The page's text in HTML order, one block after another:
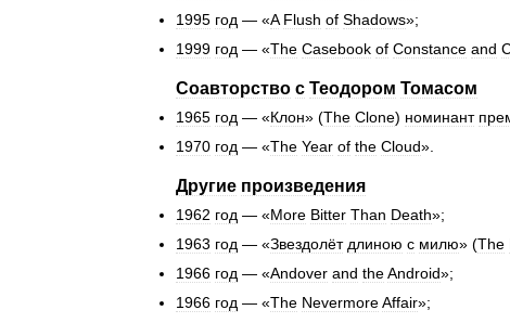
1995 год — «A Flush of Shadows»;
1999 год — «The Casebook of Constance and
Соавторство с Теодором Томасом
1965 год — «Клон» (The Clone) номинант
1970 год — «The Year of the Cloud».
Другие произведения
1962 год — «More Bitter Than Death»;
1963 год — «Звездолёт длиною с милю» (The
1966 год — «Andover and theAndroid»;
1966 год — «The NevermoreAffair»;